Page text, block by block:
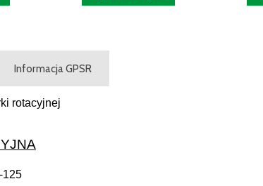
Informacja GPSR
rotacyjnej
125